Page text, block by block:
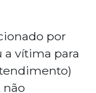
por
vítima para
não